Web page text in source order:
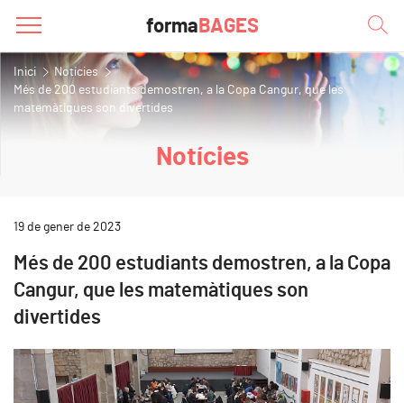
forma BAGES
Inici
Notícies
Més de 200 estudiants demostren, a la Copa Cangur, que les
matemàtiques son divertides
Notícies
19 de gener de 2023
Més de 200 estudiants demostren, a la Copa
Cangur, que les matemàtiques son
divertides